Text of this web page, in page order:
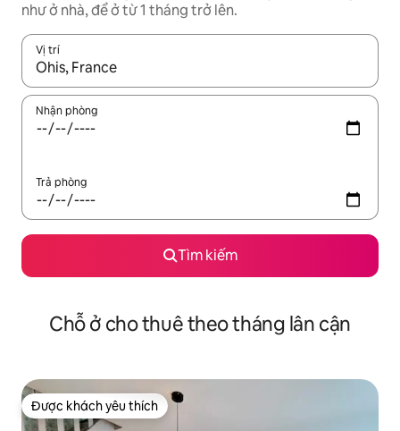
như ở nhà, để ở từ 1 tháng trở lên.
Vị trí
Khi có kết quả, hãy điều hướng bằng phím mũi tên lên và
Nhận phòng
Trả phòng
Tìm kiếm
Chỗ ở cho thuê theo tháng lân cận
Được khách yêu thích
Được khách yêu thích